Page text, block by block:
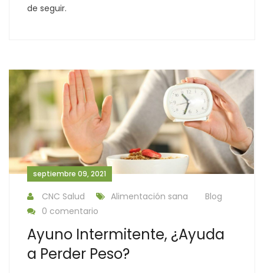
de seguir.
septiembre 09, 2021
CNC Salud Alimentación sana
Blog
0 comentario
Ayuno Intermitente, ¿Ayuda
a Perder Peso?